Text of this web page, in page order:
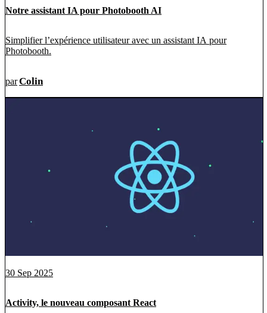
Notre assistant IA pour Photobooth AI
Simplifier l’expérience utilisateur avec un assistant IA pour
Photobooth.
parColin
30 Sep 2025
Activity, le nouveau composant React